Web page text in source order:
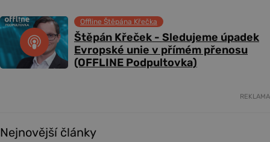
Štěpán Křeček - Sledujeme úpadek
Evropské unie v přímém přenosu
(OFFLINE Podpultovka)
Offline Štěpána Křečka
REKLAMA
Nejnovější články